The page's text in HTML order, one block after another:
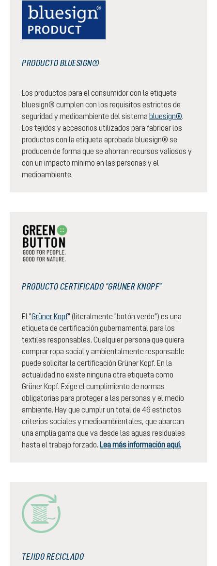
PRODUCTO BLUESIGN®
Los productos para el consumidor con la etiqueta
bluesign® cumplen con los requisitos estrictos de
seguridad y medioambiente del sistema bluesign®.
Los tejidos y accesorios utilizados para fabricar los
productos con la etiqueta aprobada bluesign® se
producen de forma que se ahorran recursos valiosos y
con un impacto mínimo en las personas y el
medioambiente.
PRODUCTO CERTIFICADO "GRÜNER KNOPF"
El "Grüner Kopf" (literalmente "botón verde") es una
etiqueta de certificación gubernamental para los
textiles responsables. Cualquier persona que quiera
comprar ropa social y ambientalmente responsable
puede solicitar la certificación Grüner Kopf. En la
actualidad no existe ninguna otra etiqueta como
Grüner Kopf. Exige el cumplimiento de normas
obligatorias para proteger a las personas y el medio
ambiente. Hay que cumplir un total de 46 estrictos
criterios sociales y medioambientales, que abarcan
una amplia gama que va desde las aguas residuales
hasta el trabajo forzado. Lea más información aquí.
TEJIDO RECICLADO